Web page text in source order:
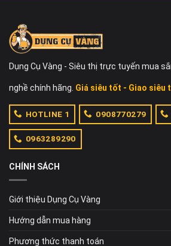
Dụng Cụ Vàng - Siêu thị trực tuyến mua
nghề chính hãng. Giá siêu tốt - Giao siêu
HOTLINE 1 0908770279
0963289290
CHÍNH SÁCH
Giới thiệu Dụng Cụ Vàng
Hướng dẫn mua hàng
Phương thức thanh toán